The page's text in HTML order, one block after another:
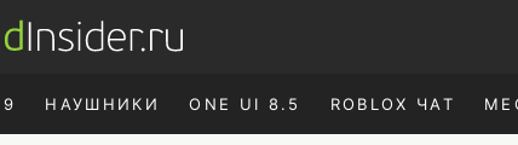
НАУШНИКИ ONE UI 8.5 ROBLOX ЧАТ